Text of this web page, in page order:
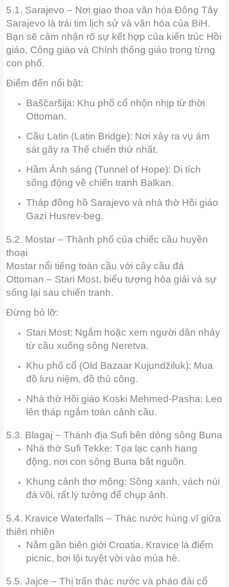
5.1. Sarajevo – Nơi giao thoa văn hóa Đông Tây
Sarajevo là trái tim lịch sử và văn hóa của BiH.
Bạn sẽ cảm nhận rõ sự kết hợp của kiến trúc Hồi
giáo, Công giáo và Chính thống giáo trong từng
con phố.
Điểm đến nổi bật:
Baščaršija: Khu phố cổ nhộn nhịp từ thời
Ottoman.
Cầu Latin (Latin Bridge): Nơi xảy ra vụ ám
sát gây ra Thế chiến thứ nhất.
Hầm Ánh sáng (Tunnel of Hope): Di tích
sống động về chiến tranh Balkan.
Tháp đồng hồ Sarajevo và nhà thờ Hồi giáo
Gazi Husrev-beg.
5.2. Mostar – Thành phố của chiếc cầu huyền
thoại
Mostar nổi tiếng toàn cầu với cây cầu đá
Ottoman – Stari Most, biểu tượng hòa giải và sự
sống lại sau chiến tranh.
Đừng bỏ lỡ:
Stari Most: Ngắm hoặc xem người dân nhảy
từ cầu xuống sông Neretva.
Khu phố cổ (Old Bazaar Kujundžiluk): Mua
đồ lưu niệm, đồ thủ công.
Nhà thờ Hồi giáo Koski Mehmed-Pasha: Leo
lên tháp ngắm toàn cảnh cầu.
5.3. Blagaj – Thánh địa Sufi bên dòng sông Buna
Nhà thờ Sufi Tekke: Tọa lạc cạnh hang
động, nơi con sông Buna bắt nguồn.
Khung cảnh thơ mộng: Sông xanh, vách núi
đá vôi, rất lý tưởng để chụp ảnh.
5.4. Kravice Waterfalls – Thác nước hùng vĩ giữa
thiên nhiên
Nằm gần biên giới Croatia, Kravice là điểm
picnic, bơi lội tuyệt vời vào mùa hè.
5.5. Jajce – Thị trấn thác nước và pháo đài cổ